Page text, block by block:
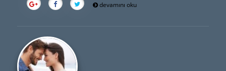
devamını oku